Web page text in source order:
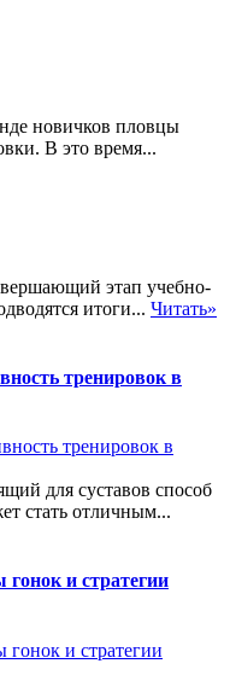
новичков пловцы
В это время...
этап учебно-
итоги... Читать»
тренировок в
для суставов способ
стать отличным...
и стратегии